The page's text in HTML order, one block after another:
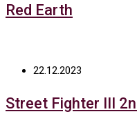
Red Earth
22.12.2023
Street Fighter III